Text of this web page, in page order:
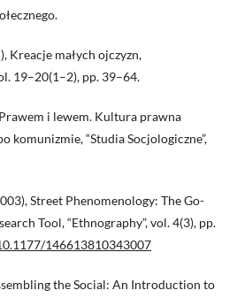
Kreacje małych ojczyzn,
19–20(1–2), pp. 39–64.
i lewem. Kultura prawna
komunizmie, “Studia Socjologiczne”,
Street Phenomenology: The Go-
Tool, “Ethnography”, vol. 4(3), pp.
146613810343007
the Social: An Introduction to